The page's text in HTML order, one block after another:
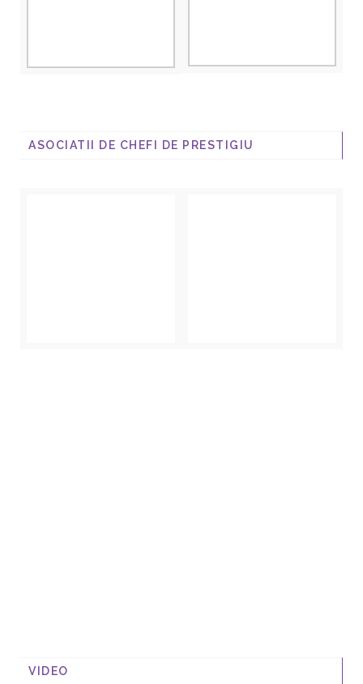
ASOCIATII DE CHEFI DE PRESTIGIU
VIDEO